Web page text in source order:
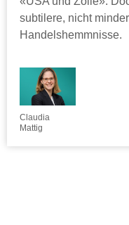
subtilere, nicht
Handelshemmnisse.
Claudia
Mattig